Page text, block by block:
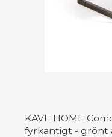
KAVE HOME
fyrkantigt - grönt